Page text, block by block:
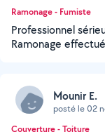
Ramonage - Fumiste
Professionnel
Ramonage
Mounir E.
posté le 02
Couverture - Toiture